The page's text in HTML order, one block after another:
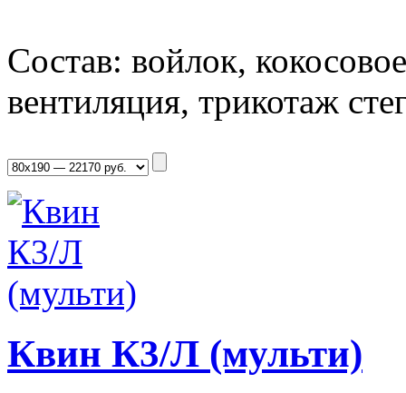
Состав: войлок,
вентиляция, трикотаж
Квин К3/Л (мульти)